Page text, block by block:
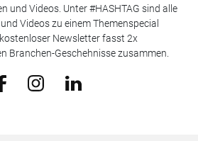
und Videos. Unter #HASHTAG sind alle
Videos zu einem Themenspecial
Newsletter fasst 2x
Branchen-Geschehnisse zusammen.